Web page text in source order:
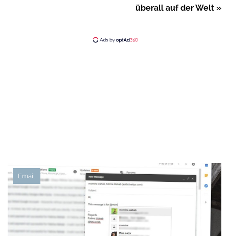
überall auf der Welt »
Email